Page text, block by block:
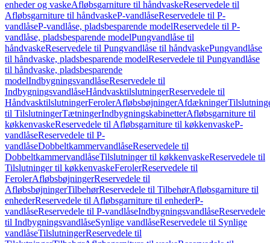
enheder og vaskeAfløbsgarniture til håndvaskeReservedele til
Afløbsgarniture til håndvaskeP-vandlåseReservedele til P-
vandlåseP-vandlåse, pladsbesparende modelReservedele til P-
vandlåse, pladsbesparende modelPungvandlåse til
håndvaskeReservedele til Pungvandlåse til håndvaskePungvandlåse
til håndvaske, pladsbesparende modelReservedele til Pungvandlåse
til håndvaske, pladsbesparende
modelIndbygningsvandlåseReservedele til
IndbygningsvandlåseHåndvasktilslutningerReservedele til
HåndvasktilslutningerFerolerAfløbsbøjningerAfdækninger
til TilslutningerTætningerIndbygningskabinetterAfløbsgarniture til
køkkenvaskeReservedele til Afløbsgarniture til køkkenvaskeP-
vandlåseReservedele til P-
vandlåseDobbeltkammervandlåseReservedele til
DobbeltkammervandlåseTilslutninger til køkkenvaskeReservedele til
Tilslutninger til køkkenvaskeFerolerReservedele til
FerolerAfløbsbøjningerReservedele til
AfløbsbøjningerTilbehørReservedele til TilbehørAfløbsgarniture til
enhederReservedele til Afløbsgarniture til enhederP-
vandlåseReservedele til P-vandlåseIndbygningsvandlåseReservedele
til IndbygningsvandlåseSynlige vandlåseReservedele til Synlige
vandlåseTilslutningerReservedele til